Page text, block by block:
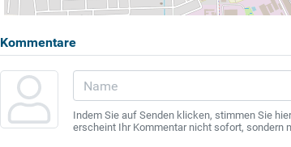
Kommentare
Indem Sie auf Senden klicken, stimmen Sie
erscheint Ihr Kommentar nicht sofort, sondern